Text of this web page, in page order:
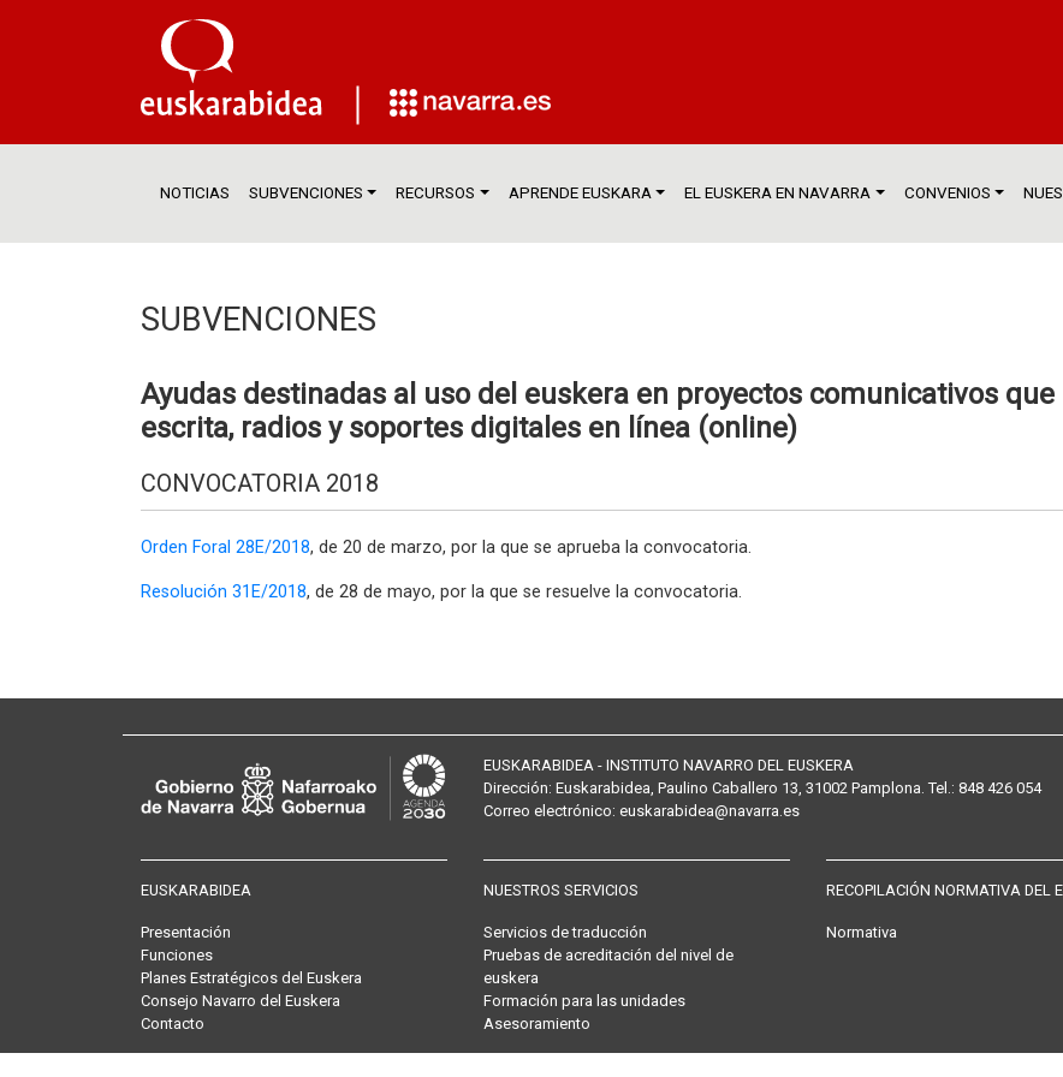
NOTICIAS SUBVENCIONES RECURSOS APRENDE EUSKARA EL EUSKERA EN NAVARRA CONVENIOS
SUBVENCIONES
Ayudas destinadas al uso del euskera en proyectos comunicativos
escrita, radios y soportes digitales en línea (online)
CONVOCATORIA 2018
Orden Foral 28E/2018, de 20 de marzo, por la que se aprueba la convocatoria.
Resolución 31E/2018, de 28 de mayo, por la que se resuelve la convocatoria.
EUSKARABIDEA - INSTITUTO NAVARRO DEL EUSKERA
Dirección: Euskarabidea, Paulino Caballero 13, 31002 Pamplona. Tel.: 848 426 054
Correo electrónico: euskarabidea@navarra.es
EUSKARABIDEA
Presentación
Funciones
Planes Estratégicos del Euskera
Consejo Navarro del Euskera
Contacto
NUESTROS SERVICIOS
Servicios de traducción
Pruebas de acreditación del nivel de
euskera
Formación para las unidades
Asesoramiento
RECOPILACIÓN NORMATIVA DEL
Normativa